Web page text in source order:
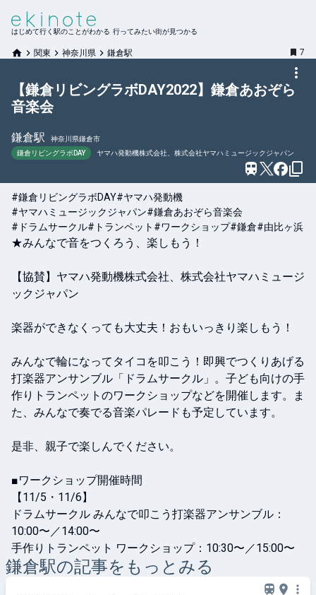
はじめて行く駅のことがわかる 行ってみたい街が見つかる
関東 神奈川県 鎌倉駅 7
【鎌倉リビングラボDAY2022】鎌倉あおぞら
音楽会
鎌倉駅
神奈川県鎌倉市
鎌倉リビングラボDAY
ヤマハ発動機株式会社、株式会社ヤマハミュージックジャパン
#鎌倉リビングラボDAY#ヤマハ発動機
#ヤマハミュージックジャパン#鎌倉あおぞら音楽会
#ドラムサークル#トランペット #ワークショップ#鎌倉#由比ヶ浜
★みんなで音をつくろう、楽しもう！
【協賛】ヤマハ発動機株式会社、株式会社ヤマハミュージ
ックジャパン
楽器ができなくっても大丈夫！おもいっきり楽しもう！
みんなで輪になってタイコを叩こう！即興でつくりあげる
打楽器アンサンブル「ドラムサークル」。子ども向けの手
作りトランペットのワークショップなどを開催します。ま
た、みんなで奏でる音楽パレードも予定しています。
是非、親子で楽しんでください。
■ワークショップ開催時間
【11/5・11/6】
ドラムサークル みんなで叩こう打楽器アンサンブル：
10:00〜／14:00〜
手作りトランペット ワークショップ：10:30〜／15:00〜
鎌倉駅の記事をもっとみる